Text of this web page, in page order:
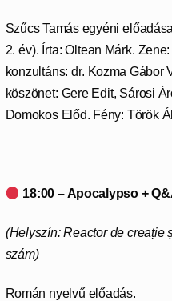
Szűcs Tamás egyéni
2. év). Írta: Oltean Márk.
konzultáns: dr. Kozma Gábor
köszönet: Gere Edit, Sárosi
Domokos Előd. Fény: Török
18:00 – Apocalypso +
(Helyszín: Reactor de creație
szám)
Román nyelvű előadás.